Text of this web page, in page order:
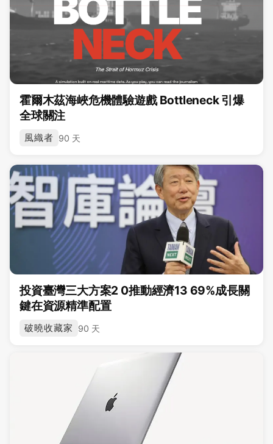
霍爾木茲海峽危機體驗遊戲 Bottleneck 引爆
全球關注
風織者 90 天
投資臺灣三大方案2 0推動經濟13 69%成長關
鍵在資源精準配置
破曉收藏家 90 天